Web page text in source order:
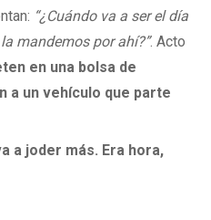
“¿Cuándo va a ser el día
mandemos por ahí?”. Acto
en una bolsa de
a un vehículo que parte
a joder más. Era hora,